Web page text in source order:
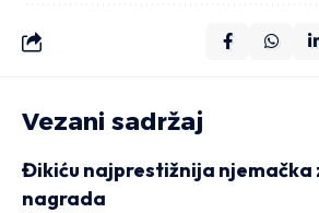
Vezani sadržaj
Đikiću najprestižnija njemačka
nagrada